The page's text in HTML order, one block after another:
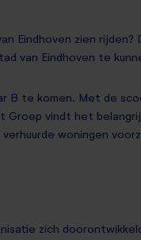
Eindhoven zien rijden?
van Eindhoven te
B te komen. Met de
Groep vindt het
woningen
zich